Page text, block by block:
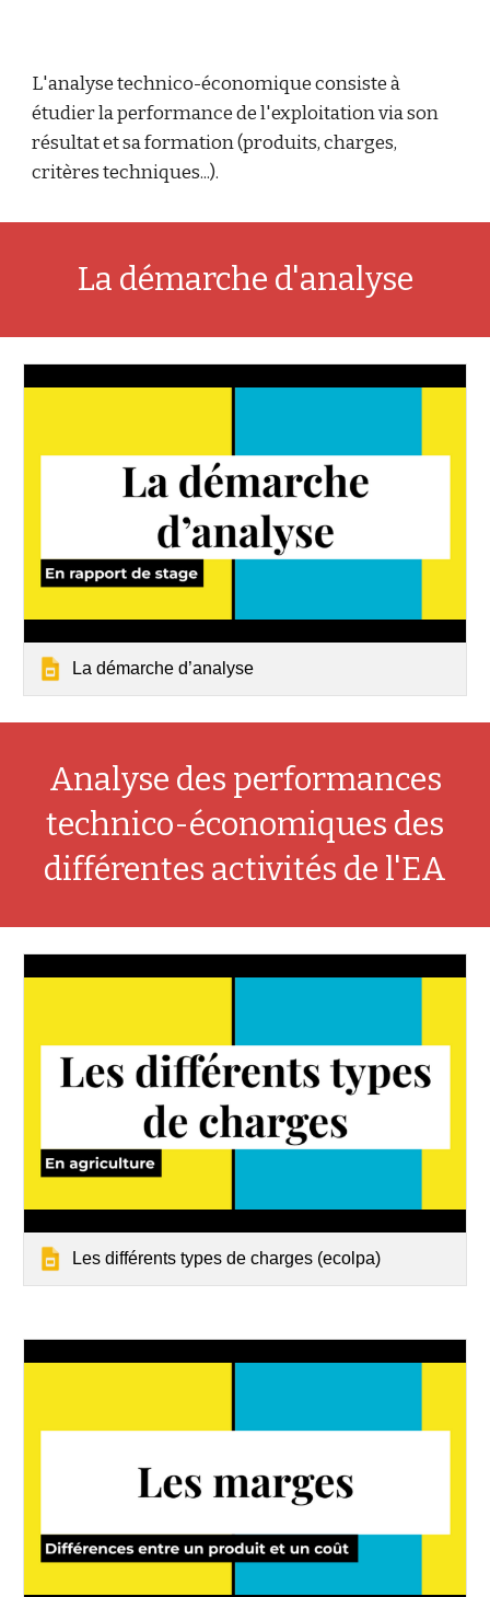
L'analyse technico-économique consiste à
étudier la performance de l'exploitation via son
résultat et sa formation (produits, charges,
critères techniques...).
La démarche d'analyse
La démarche d’analyse
Analyse des performances
technico-économiques des
différentes activités de l'EA
Les différents types de charges (ecolpa)